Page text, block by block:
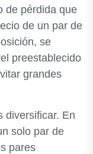
de pérdida que
de un par de
se
preestablecido
grandes
diversificar. En
solo par de
pares